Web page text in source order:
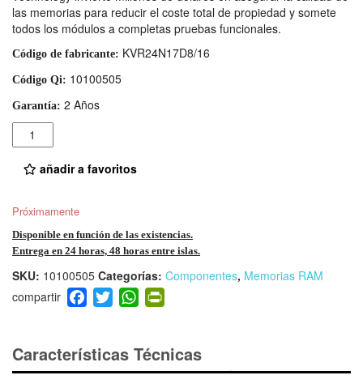
las memorias para reducir el coste total de propiedad y somete
todos los módulos a completas pruebas funcionales.
Código de fabricante: KVR24N17D8/16
Código Qi: 10100505
Garantía: 2 Años
Cantidad
añadir a favoritos
Próximamente
Disponible en función de las existencias.
Entrega en 24 horas, 48 horas entre islas.
SKU: 10100505 Categorías: Componentes, Memorias RAM
F
a
e
b
T
wi
er
W
h
s
A
ri
e
Características Técnicas